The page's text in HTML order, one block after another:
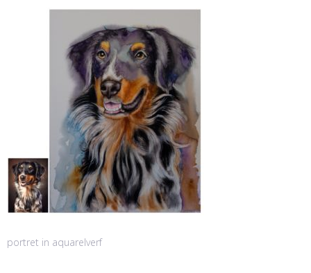
portret in aquarelverf